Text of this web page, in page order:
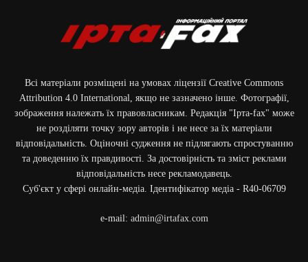
Всі матеріали розміщені на умовах ліцензії Creative Commons
Attribution 4.0 International, якщо не зазначено інше. Фотографії,
зображення належать їх правовласникам. Редакція "Ірта-fax" може
не розділяти точку зору авторів і не несе за їх матеріали
відповідальність. Оціночні судження не підлягають спростуванню
та доведенню їх правдивості. За достовірність та зміст реклами
відповідальність несе рекламодавець.
Cуб'єкт у сфері онлайн-медіа. Ідентифікатор медіа - R40-06709
e-mail: admin@irtafax.com